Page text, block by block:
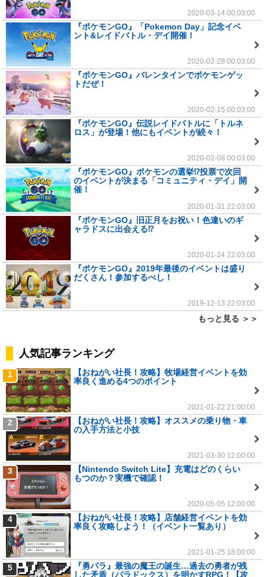
2020-03-14 00:03:00
『ポケモンGO』「Pokemon Day」記念イベ
ント&レイドバトル・デイ開催！
2020-02-28 00:03:00
『ポケモンGO』バレンタインでポケモンゲッ
トだぜ！
2020-02-15 00:03:00
『ポケモンGO』伝説レイドバトルに「トルネ
ロス」が登場！他にもイベントが続々！
2020-02-08 00:03:00
『ポケモンGO』ポケモンの選挙⁉投票で次回
のイベントが決まる「コミュニティ・デイ」開
催！
2020-01-31 22:03:00
『ポケモンGO』旧正月をお祝い！色違いのギ
ャラドスに出会える⁉
2020-01-24 22:03:00
『ポケモンGO』2019年最後のイベントは盛り
だくさん！参加するべし！
2019-12-13 22:03:00
もっと見る ＞＞
人気記事ランキング
1
【おねがい社長！攻略】牧場経営イベントを効
率良く進める4つのポイント
2021-01-22 21:00:00
2
【おねがい社長！攻略】オススメの乗り物・車
の入手方法と小技
2021-03-30 12:00:00
3
【Nintendo Switch Lite】充電はどのくらい
もつのか？実機で確認！
2020-05-05 12:00:00
4
【おねがい社長！攻略】店舗経営イベントを効
率良く攻略しよう！（イベント一覧あり）
2021-01-25 18:00:00
5
『勇パラ』最強の魔王の誕生…過去の勇者が残
した矛盾（パラドックス）を明かすRPG！【攻